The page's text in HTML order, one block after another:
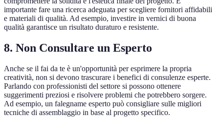
importante fare una ricerca adeguata per scegliere fornitori affidabili
e materiali di qualità. Ad esempio, investire in vernici di buona
qualità garantisce un risultato duraturo e resistente.
8. Non Consultare un Esperto
Anche se il fai da te è un'opportunità per esprimere la propria
creatività, non si devono trascurare i benefici di consulenze esperte.
Parlando con professionisti del settore si possono ottenere
suggerimenti preziosi e risolvere problemi che potrebbero sorgere.
Ad esempio, un falegname esperto può consigliare sulle migliori
tecniche di assemblaggio in base al progetto specifico.